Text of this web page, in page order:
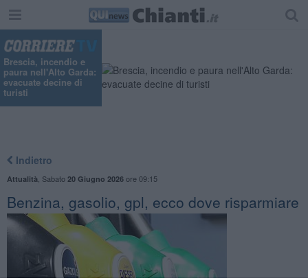
Brescia, incendio e
paura nell'Alto Garda:
evacuate decine di
turisti
Indietro
Attualità Sabato 20 Giugno 2026ore 09:15
Benzina, gasolio, gpl, ecco dove risparmiare